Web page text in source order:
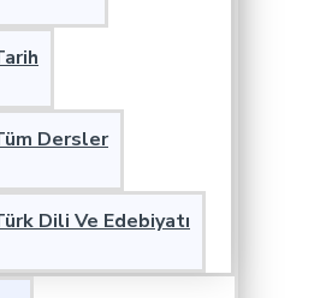
Dersler
Dili Ve Edebiyatı